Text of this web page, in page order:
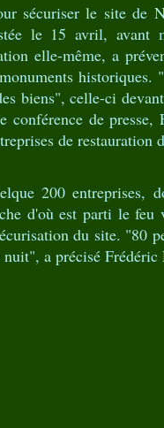
sécuriser le site de
le 15 avril, avant
elle-même, a
historiques.
biens", celle-ci
conférence de
de restauration
200 entreprises,
d'où est parti le feu
du site. "80
a précisé